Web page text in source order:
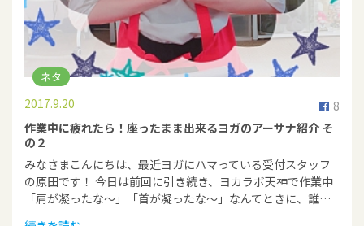
ネタ
8
2017.9.20
作業中に疲れたら！座ったまま出来るヨガのアーサナ紹介 そ
の２
みなさまこんにちは、最近ヨガにハマっている受付スタッフ
の原田です！ 今日は前回に引き続き、ヨカラボ天神で作業中
「肩が凝ったな～」「首が凝ったな～」なんてときに、誰…